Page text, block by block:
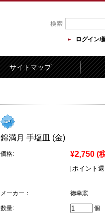
ログイン/
サイトマップ
錦満月 手塩皿 (金)
価格: ¥2,750 (
[ポイント
メーカー： 徳幸窯
数量: 個